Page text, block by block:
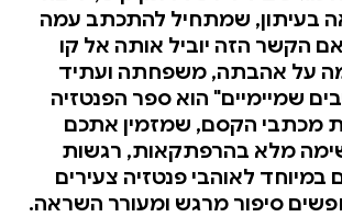
בעיתון, שמתחיל להתכתב עמה
הקשר הזה יוביל אותה אל קו
על אהבתה, משפחתה ועתיד
שמיימיים" הוא ספר הפנטזיה
מכתבי הקסם, שמזמין אתכם
מלא בהרפתקאות, רגשות
לאוהבי פנטזיה צעירים
סיפור מרגש ומעורר השראה.